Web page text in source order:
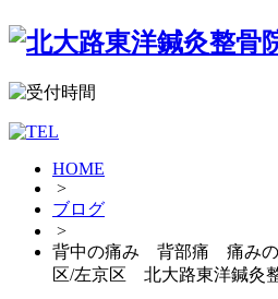
HOME
>
ブログ
>
背中の痛み 背部痛 痛み
区/左京区 北大路東洋鍼灸